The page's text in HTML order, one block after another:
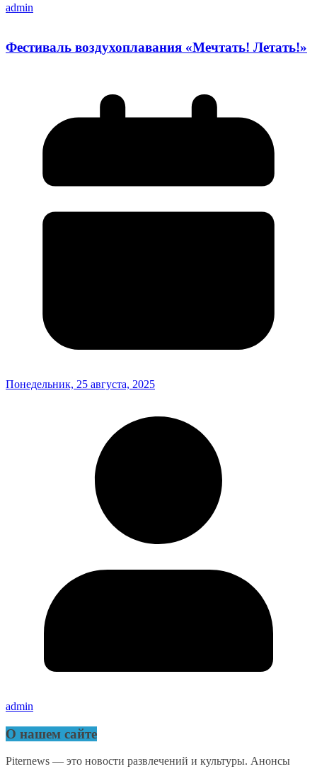
admin
Фестиваль воздухоплавания «Мечтать! Летать!»
Понедельник, 25 августа, 2025
admin
О нашем сайте
Piternews — это новости развлечений и культуры. Анонсы